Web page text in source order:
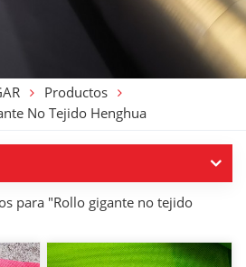
Productos
No Tejido Henghua
para "Rollo gigante no tejido